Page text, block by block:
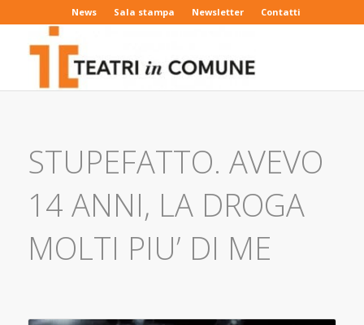
News Sala stampa Newsletter Contatti
STUPEFATTO. AVEVO
14 ANNI, LA DROGA
MOLTI PIU’ DI ME